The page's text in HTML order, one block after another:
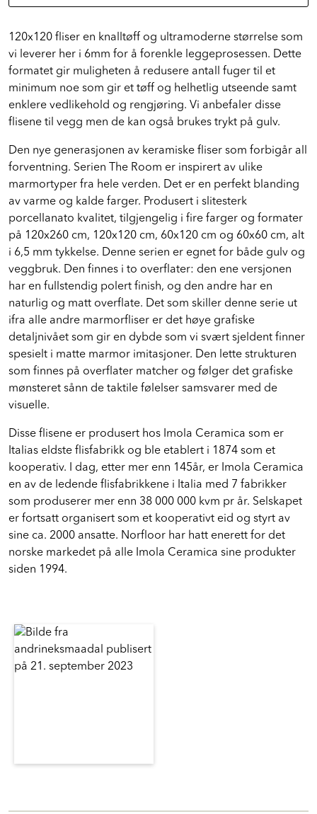
120x120 fliser en knalltøff og ultramoderne størrelse som
vi leverer her i 6mm for å forenkle leggeprosessen. Dette
formatet gir muligheten å redusere antall fuger til et
minimum noe som gir et tøff og helhetlig utseende samt
enklere vedlikehold og rengjøring. Vi anbefaler disse
flisene til vegg men de kan også brukes trykt på gulv.
Den nye generasjonen av keramiske fliser som forbigår all
forventning. Serien The Room er inspirert av ulike
marmortyper fra hele verden. Det er en perfekt blanding
av varme og kalde farger. Produsert i slitesterk
porcellanato kvalitet, tilgjengelig i fire farger og formater
på 120x260 cm, 120x120 cm, 60x120 cm og 60x60 cm, alt
i 6,5 mm tykkelse. Denne serien er egnet for både gulv og
veggbruk. Den finnes i to overflater: den ene versjonen
har en fullstendig polert finish, og den andre har en
naturlig og matt overflate. Det som skiller denne serie ut
ifra alle andre marmorfliser er det høye grafiske
detaljnivået som gir en dybde som vi svært sjeldent finner
spesielt i matte marmor imitasjoner. Den lette strukturen
som finnes på overflater matcher og følger det grafiske
mønsteret sånn de taktile følelser samsvarer med de
visuelle.
Disse flisene er produsert hos Imola Ceramica som er
Italias eldste flisfabrikk og ble etablert i 1874 som et
kooperativ. I dag, etter mer enn 145år, er Imola Ceramica
en av de ledende flisfabrikkene i Italia med 7 fabrikker
som produserer mer enn 38 000 000 kvm pr år. Selskapet
er fortsatt organisert som et kooperativt eid og styrt av
sine ca. 2000 ansatte. Norfloor har hatt enerett for det
norske markedet på alle Imola Ceramica sine produkter
siden 1994.